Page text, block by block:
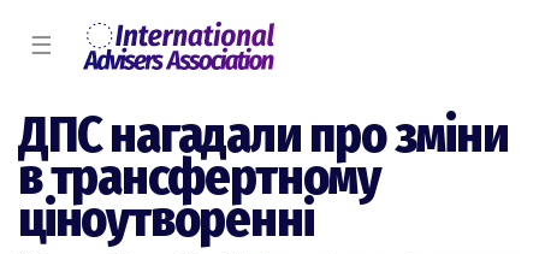
☰
ДПС нагадали про зміни
в трансфертному
ціноутворенні